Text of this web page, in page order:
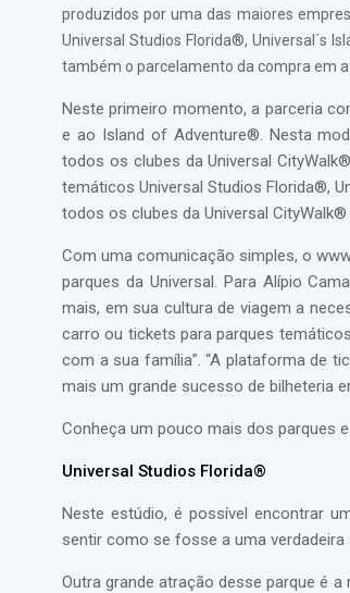
produzidos por uma das maiores
Universal Studios Florida®, Universal´s
também o parcelamento da compra em
Neste primeiro momento, a parceria
e ao Island of Adventure®. Nesta
todos os clubes da Universal
temáticos Universal Studios Florida®,
todos os clubes da Universal
Com uma comunicação simples, o
parques da Universal. Para Alípio
mais, em sua cultura de viagem a
carro ou tickets para parques
com a sua família”. “A plataforma de
mais um grande sucesso de bilheteria
Conheça um pouco mais dos parques
Universal Studios Florida®
Neste estúdio, é possível encontrar
sentir como se fosse a uma verdadeira
Outra grande atração desse parque é